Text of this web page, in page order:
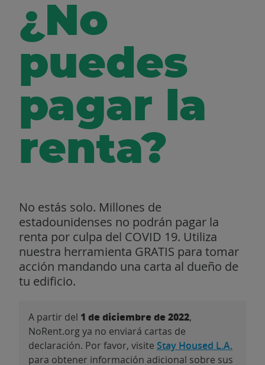
¿No
puedes
pagar la
renta?
No estás solo. Millones de
estadounidenses no podrán pagar la
renta por culpa del COVID 19. Utiliza
nuestra herramienta GRATIS para tomar
acción mandando una carta al dueño de
tu edificio.
A partir del 1 de diciembre de 2022,
NoRent.org ya no enviará cartas de
declaración. Por favor, visite Stay Housed L.A.
para obtener información adicional sobre sus